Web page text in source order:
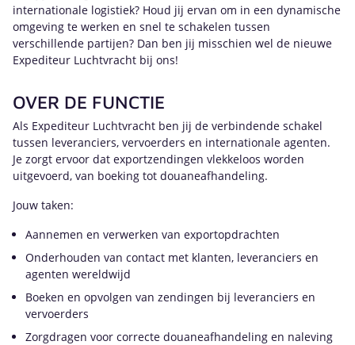
internationale logistiek? Houd jij ervan om in een dynamische
omgeving te werken en snel te schakelen tussen
verschillende partijen? Dan ben jij misschien wel de nieuwe
Expediteur Luchtvracht bij ons!
OVER DE FUNCTIE
Als Expediteur Luchtvracht ben jij de verbindende schakel
tussen leveranciers, vervoerders en internationale agenten.
Je zorgt ervoor dat exportzendingen vlekkeloos worden
uitgevoerd, van boeking tot douaneafhandeling.
Jouw taken:
Aannemen en verwerken van exportopdrachten
Onderhouden van contact met klanten, leveranciers en
agenten wereldwijd
Boeken en opvolgen van zendingen bij leveranciers en
vervoerders
Zorgdragen voor correcte douaneafhandeling en naleving